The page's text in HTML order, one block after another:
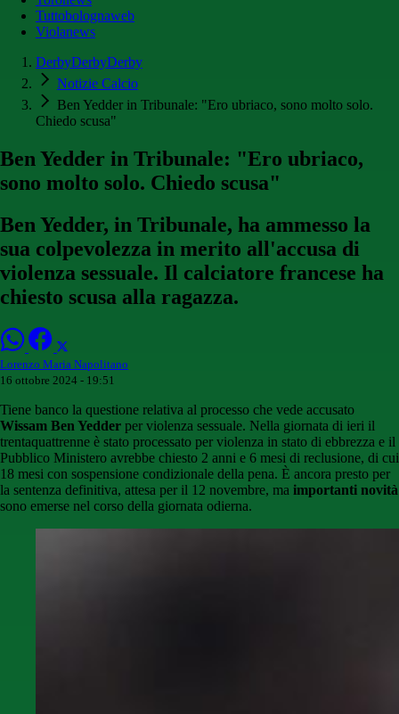
Tuttobolognaweb
Violanews
DerbyDerbyDerby
Notizie Calcio
Ben Yedder in Tribunale: "Ero ubriaco, sono molto solo.
Chiedo scusa"
Ben Yedder in Tribunale: "Ero ubriaco,
sono molto solo. Chiedo scusa"
Ben Yedder, in Tribunale, ha ammesso la
sua colpevolezza in merito all'accusa di
violenza sessuale. Il calciatore francese ha
chiesto scusa alla ragazza.
Lorenzo Maria Napolitano
16 ottobre 2024 - 19:51
Tiene banco la questione relativa al processo che vede accusato
Wissam Ben Yedder per violenza sessuale. Nella giornata di ieri il
trentaquattrenne è stato processato per violenza in stato di ebbrezza e il
Pubblico Ministero avrebbe chiesto 2 anni e 6 mesi di reclusione, di cui
18 mesi con sospensione condizionale della pena. È ancora presto per
la sentenza definitiva, attesa per il 12 novembre, ma importanti novità
sono emerse nel corso della giornata odierna.